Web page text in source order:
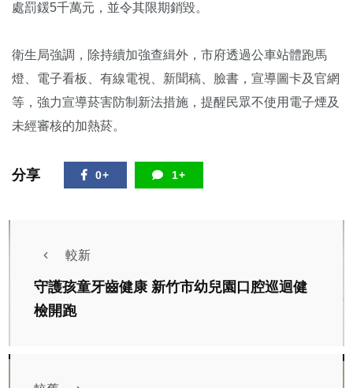
處罰鍰5千萬元，並令其限期銷毀。
衛生局強調，除持續加強查緝外，市府透過公車站體跑馬
燈、電子看板、有線電視、新聞稿、臉書，宣導圖卡及官網
等，強力宣導菸害防制新法措施，提醒民眾不使用電子煙及
未經審核的加熱菸。
分享 0+ 1+
較新
守護孩童牙齒健康 新竹市幼兒園口腔巡迴健
檢開跑